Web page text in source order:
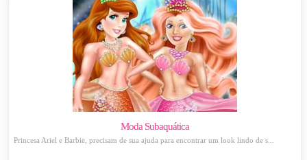
Moda Subaquática
Princesa Ariel e Barbie, precisam de sua ajuda para encontrar um look lindo de s...